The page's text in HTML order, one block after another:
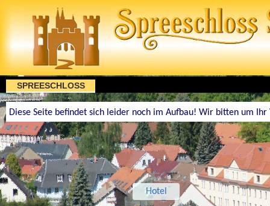
SPREESCHLOSS
Diese Seite befindet sich leider noch im Aufbau! Wir bitten um
Hotel